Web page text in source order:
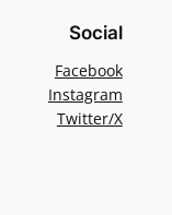
Social
Facebook
Instagram
Twitter/X